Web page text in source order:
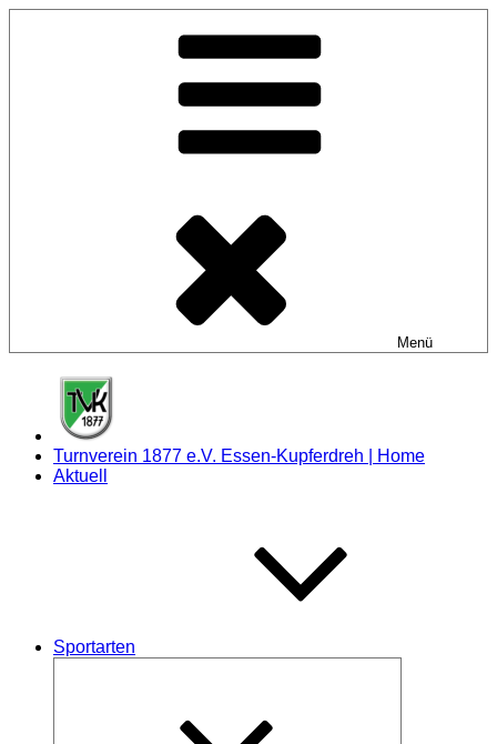
Menü
Turnverein 1877 e.V. Essen-Kupferdreh | Home
Aktuell
Sportarten